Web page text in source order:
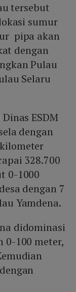
tersebut
sumur
pipa akan
dengan
Pulau
Selaru
ESDM
dengan
328.700
0-1000
dengan 7
Yamdena.
didominasi
0-100 meter,